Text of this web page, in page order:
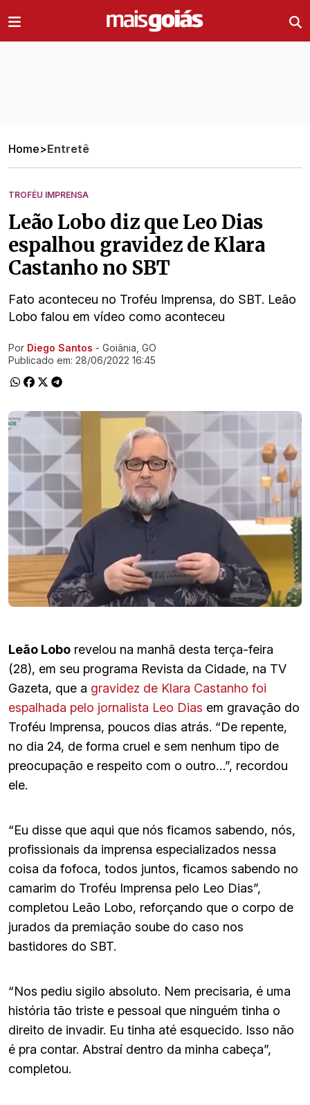
Home>Entretê
TROFÉU IMPRENSA
Leão Lobo diz que Leo Dias
espalhou gravidez de Klara
Castanho no SBT
Fato aconteceu no Troféu Imprensa, do SBT. Leão
Lobo falou em vídeo como aconteceu
Ir direto pra matéria
Por Diego Santos - Goiânia, GO
Publicado em: 28/06/2022 16:45
Leão Lobo revelou na manhã desta terça-feira
(28), em seu programa Revista da Cidade, na TV
Gazeta, que a gravidez de Klara Castanho foi
espalhada pelo jornalista Leo Dias em gravação do
Troféu Imprensa, poucos dias atrás. “De repente,
no dia 24, de forma cruel e sem nenhum tipo de
preocupação e respeito com o outro…”, recordou
ele.
“Eu disse que aqui que nós ficamos sabendo, nós,
profissionais da imprensa especializados nessa
coisa da fofoca, todos juntos, ficamos sabendo no
camarim do Troféu Imprensa pelo Leo Dias”,
completou Leão Lobo, reforçando que o corpo de
jurados da premiação soube do caso nos
bastidores do SBT.
“Nos pediu sigilo absoluto. Nem precisaria, é uma
história tão triste e pessoal que ninguém tinha o
direito de invadir. Eu tinha até esquecido. Isso não
é pra contar. Abstraí dentro da minha cabeça”,
completou.